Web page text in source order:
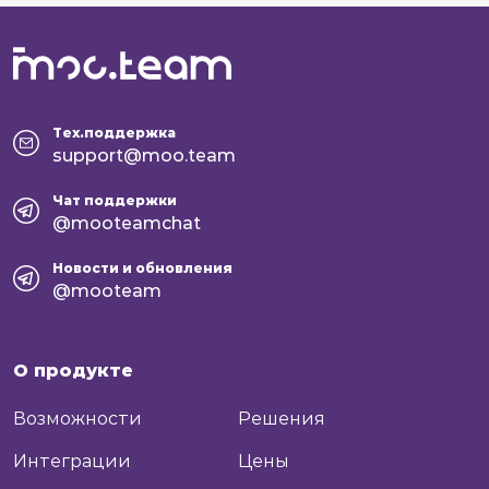
Тех.поддержка
support@moo.team
Чат поддержки
@mooteamchat
Новости и обновления
@mooteam
О продукте
Возможности Решения
Интеграции Цены